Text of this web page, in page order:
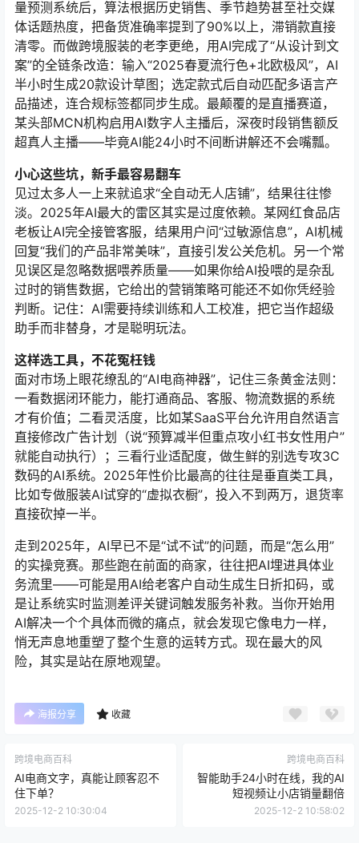
量预测系统后，算法根据历史销售、季节趋势甚至社交媒
体话题热度，把备货准确率提到了90%以上，滞销款直接
清零。而做跨境服装的老李更绝，用AI完成了“从设计到文
案”的全链条改造：输入“2025春夏流行色+北欧极风”，AI
半小时生成20款设计草图；选定款式后自动匹配多语言产
品描述，连合规标签都同步生成。最颠覆的是直播赛道，
某头部MCN机构启用AI数字人主播后，深夜时段销售额反
超真人主播——毕竟AI能24小时不间断讲解还不会嘴瓢。
小心这些坑，新手最容易翻车
见过太多人一上来就追求“全自动无人店铺”，结果往往惨
淡。2025年AI最大的雷区其实是过度依赖。某网红食品店
老板让AI完全接管客服，结果用户问“过敏源信息”，AI机械
回复“我们的产品非常美味”，直接引发公关危机。另一个常
见误区是忽略数据喂养质量——如果你给AI投喂的是杂乱
过时的销售数据，它给出的营销策略可能还不如你凭经验
判断。记住：AI需要持续训练和人工校准，把它当作超级
助手而非替身，才是聪明玩法。
这样选工具，不花冤枉钱
面对市场上眼花缭乱的“AI电商神器”，记住三条黄金法则：
一看数据闭环能力，能打通商品、客服、物流数据的系统
才有价值；二看灵活度，比如某SaaS平台允许用自然语言
直接修改广告计划（说“预算减半但重点攻小红书女性用户”
就能自动执行）；三看行业适配度，做生鲜的别选专攻3C
数码的AI系统。2025年性价比最高的往往是垂直类工具，
比如专做服装AI试穿的“虚拟衣橱”，投入不到两万，退货率
直接砍掉一半。
走到2025年，AI早已不是“试不试”的问题，而是“怎么用”
的实操竞赛。那些跑在前面的商家，往往把AI埋进具体业
务流里——可能是用AI给老客户自动生成生日折扣码，或
是让系统实时监测差评关键词触发服务补救。当你开始用
AI解决一个个具体而微的痛点，就会发现它像电力一样，
悄无声息地重塑了整个生意的运转方式。现在最大的风
险，其实是站在原地观望。
海报分享 收藏
跨境电商百科
AI电商文字，真能让顾客忍不
住下单？
2025-12-2 10:30:04
跨境电商百科
智能助手24小时在线，我的AI
短视频让小店销量翻倍
2025-12-2 10:58:02